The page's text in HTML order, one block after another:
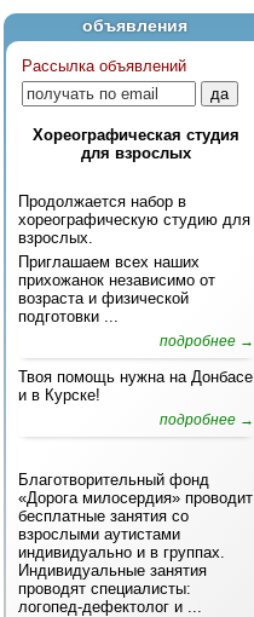
объявления
Рассылка объявлений
Хореографическая студия
для взрослых
Продолжается набор в
хореографическую студию для
взрослых.
Приглашаем всех наших
прихожанок независимо от
возраста и физической
подготовки ...
подробнее →
Твоя помощь нужна на Донбасе
и в Курске!
подробнее →
Благотворительный фонд
«Дорога милосердия» проводит
бесплатные занятия со
взрослыми аутистами
индивидуально и в группах.
Индивидуальные занятия
проводят специалисты:
логопед-дефектолог и ...